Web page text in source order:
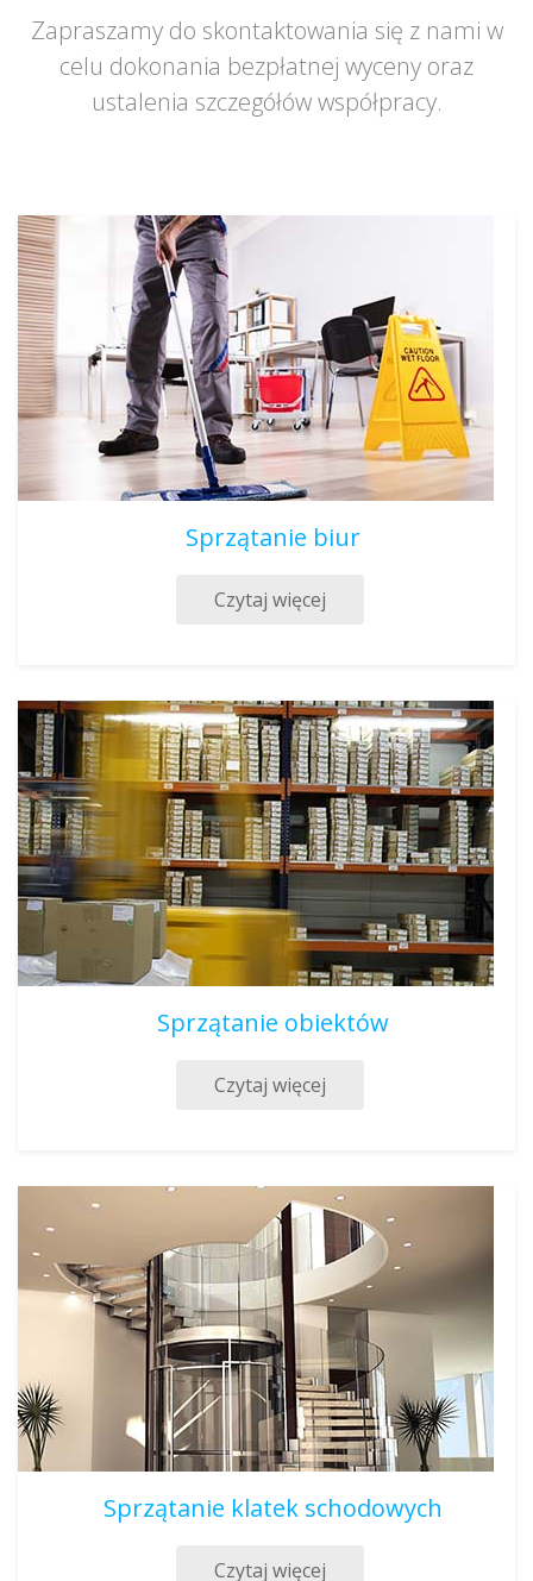
Zapraszamy do skontaktowania się z nami w
celu dokonania bezpłatnej wyceny oraz
ustalenia szczegółów współpracy.
Sprzątanie biur
Czytaj więcej
Sprzątanie obiektów
Czytaj więcej
Sprzątanie klatek schodowych
Czytaj więcej